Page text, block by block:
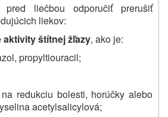
liečbou odporučiť prerušiť
liekov:
aktivity štítnej žľazy, ako je:
propyltiouracil;
redukciu bolesti, horúčky alebo
acetylsalicylová;